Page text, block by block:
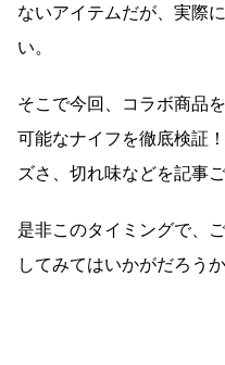
ないアイテムだが、実際
い。
そこで今回、コラボ商品
可能なナイフを徹底検証
ズさ、切れ味などを記事
是非このタイミングで、
してみてはいかがだろうか